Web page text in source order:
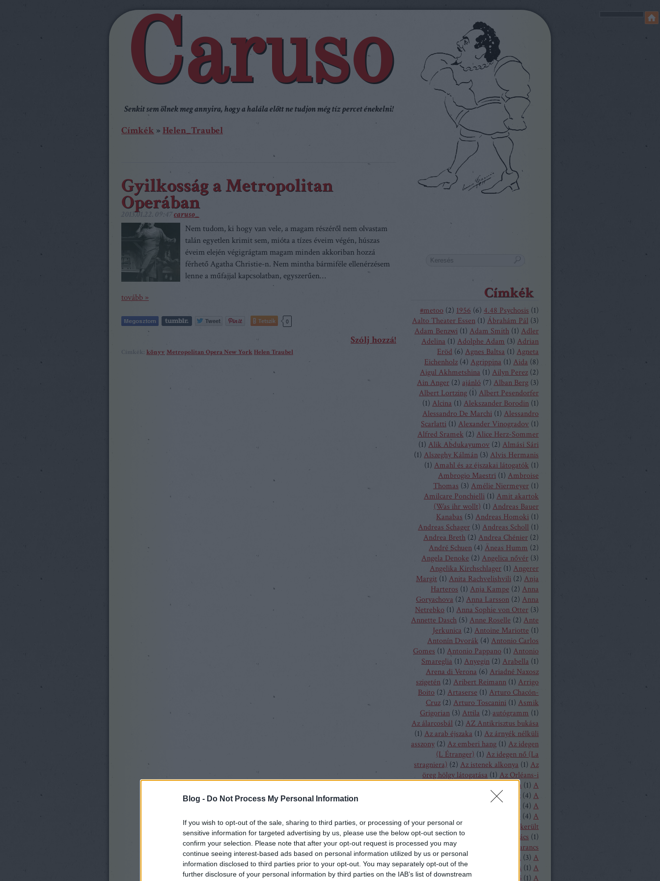
Blog - Do Not Process My Personal Information
If you wish to opt-out of the sale, sharing to third parties, or processing of your personal or
sensitive information for targeted advertising by us, please use the below opt-out section to
confirm your selection. Please note that after your opt-out request is processed you may
continue seeing interest-based ads based on personal information utilized by us or personal
information disclosed to third parties prior to your opt-out. You may separately opt-out of the
further disclosure of your personal information by third parties on the IAB’s list of downstream
Caruso
Senkit sem ölnek meg annyira, hogy a halála előtt ne tudjon még tíz percet énekelni!
Címkék » Helen_Traubel
Gyilkosság a Metropolitan
Operában
2013.01.22. 09:47 caruso_
Nem tudom, ki hogy van vele, a magam részéről nem olvastam
talán egyetlen krimit sem, mióta a tízes éveim végén, húszas
éveim elején végigrágtam magam minden akkoriban hozzá
férhető Agatha Christie-n. Nem mintha bármiféle ellenérzésem
lenne a műfajjal kapcsolatban, egyszerűen…
tovább »
Tetszik 0
Szólj hozzá!
könyv Metropolitan Opera New York Helen Traubel
Címkék
#metoo (2) 1956 (6) 4.48 Psychosis (1)
Aalto Theater Essen (1) Ábrahám Pál (3)
Adam Benzwi (1) Adam Smith (1) Adler
Adelina (1) Adolphe Adam (3) Adrian
Eröd (6) Agnes Baltsa (1) Agneta
Eichenholz (4) Agrippina (1) Aida (8)
Aigul Akhmetshina (1) Ailyn Perez (2)
Ain Anger (2) ajánló (7) Alban Berg (3)
Albert Lortzing (1) Albert Pesendorfer
(1) Alcina (1) Alekszander Borodin (1)
Alessandro De Marchi (1) Alessandro
Scarlatti (1) Alexander Vinogradov (1)
Alfred Sramek (2) Alice Herz-Sommer
(1) Alik Abdukayumov (2) Almási Sári
(1) Alszeghy Kálmán (3) Alvis Hermanis
(1) Amahl és az éjszakai látogatók (1)
Ambrogio Maestri (1) Ambroise
Thomas (3) Amélie Niermeyer (1)
Amilcare Ponchielli (1) Amit akartok
(Was ihr wollt) (1) Andreas Bauer
Kanabas (5) Andreas Homoki (1)
Andreas Schager (3) Andreas Scholl (1)
Andrea Breth (2) Andrea Chénier (2)
André Schuen (4) Äneas Humm (2)
Angela Denoke (2) Angelica nővér (3)
Angelika Kirchschlager (1) Angerer
Margit (1) Anita Rachvelishvili (2) Anja
Harteros (1) Anja Kampe (2) Anna
Goryachova (2) Anna Larsson (2) Anna
Netrebko (1) Anna Sophie von Otter (3)
Annette Dasch (5) Anne Roselle (2) Ante
Jerkunica (2) Antoine Mariotte (1)
Antonín Dvorák (4) Antonio Carlos
Gomes (1) Antonio Pappano (1) Antonio
Smareglia (1) Anyegin (2) Arabella (1)
Arena di Verona (6) Ariadné Naxosz
szigetén (2) Aribert Reimann (1) Arrigo
Boito (2) Artaserse (1) Arturo Chacón-
Cruz (2) Arturo Toscanini (1) Asmik
Grigorian (3) Attila (2) autógramm (1)
Az álarcosbál (2) AZ Antikrisztus bukása
(1) Az arab éjszaka (1) Az árnyék nélküli
asszony (2) Az emberi hang (1) Az idegen
(L Étranger) (1) Az idegen nő (La
stragniera) (2) Az istenek alkonya (1) Az
öreg hölgy látogatása (1) Az Orléans-i
A béke napja (1) A
A bűvös vadász (4) A
(4) A
(4) A
fából faragott királyfi
A félresikerült
menyasszonycsere
A genti kovács (1)
A hallgatag asszony
A három narancs
szerelmese(1 A hattyúk tava (3) A
holtak házából
A játékos (1) A
kaméliás hölgy
A kegyencnő (1) A